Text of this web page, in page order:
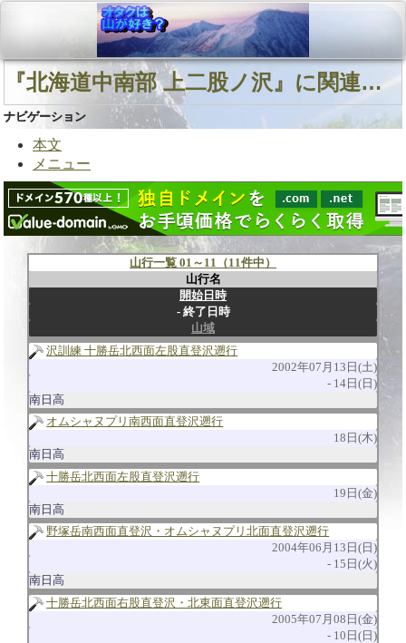
『北海道中南部 上二股ノ沢』に関連する山行
ナビゲーション
本文
メニュー
山行一覧 01～11（11件中）
山行名
開始日時
終了日時
山域
沢訓練 十勝岳北西面左股直登沢遡行
2002年07月13日(土)
14日(日)
南日高
オムシャヌプリ南西面直登沢遡行
18日(木)
南日高
十勝岳北西面左股直登沢遡行
19日(金)
南日高
野塚岳南西面直登沢・オムシャヌプリ北面直登沢遡行
2004年06月13日(日)
15日(火)
南日高
十勝岳北西面右股直登沢・北東面直登沢遡行
2005年07月08日(金)
10日(日)